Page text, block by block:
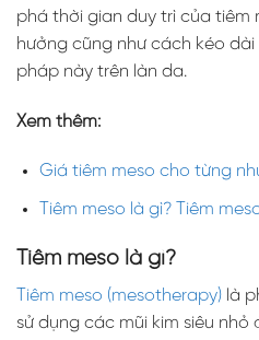
phá thời gian duy trì của tiêm
hưởng cũng như cách kéo
pháp này trên làn da.
Xem thêm:
Giá tiêm meso cho từng
Tiêm meso là gì? Tiêm
Tiêm meso là gì?
Tiêm meso (mesotherapy) là
sử dụng các mũi kim siêu